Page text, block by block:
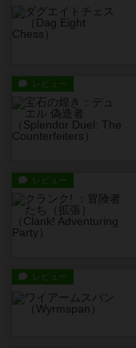
レビュー
レビュー
レビュー